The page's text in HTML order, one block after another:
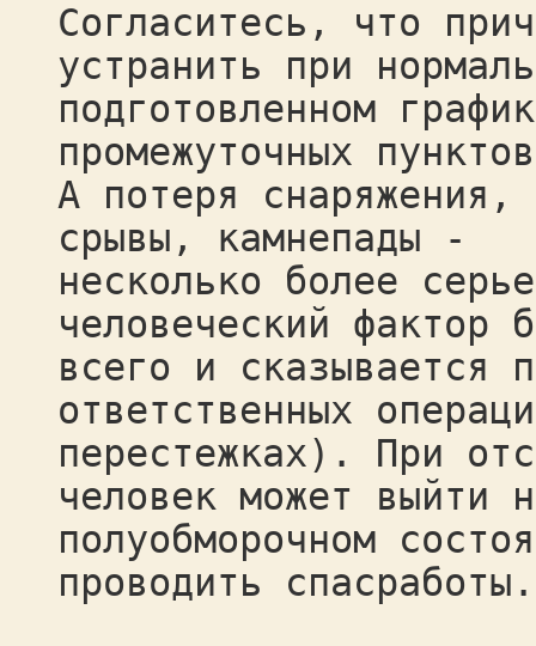
Согласитесь, что
устранить при
подготовленном
промежуточных
А потеря снаряжения,
срывы, камнепады -
несколько более
человеческий фактор
всего и сказывается
ответственных
перестежках). При
человек может выйти
полуобморочном
проводить спасработы.